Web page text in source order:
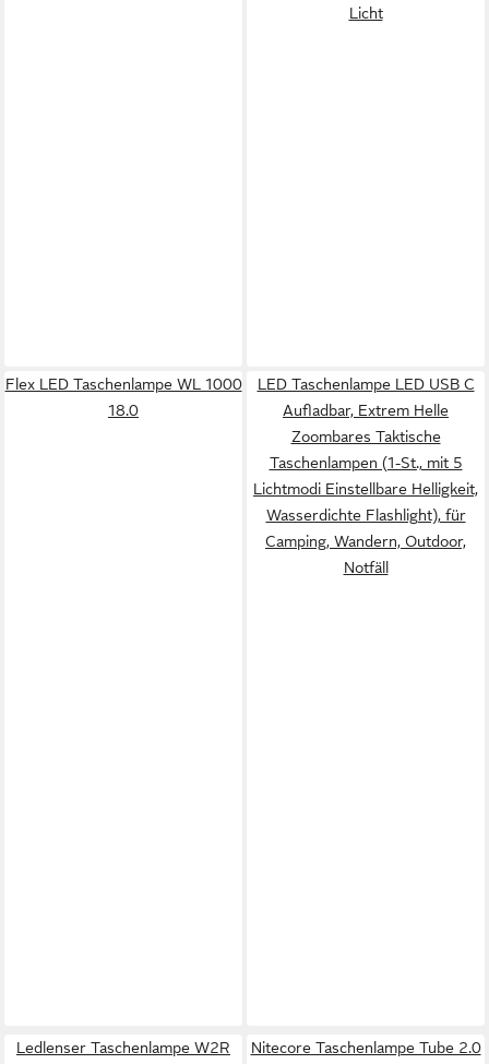
Licht
Flex LED Taschenlampe WL 1000
18.0
LED Taschenlampe LED USB C
Aufladbar, Extrem Helle
Zoombares Taktische
Taschenlampen (1-St., mit 5
Lichtmodi Einstellbare Helligkeit,
Wasserdichte Flashlight), für
Camping, Wandern, Outdoor,
Notfäll
Ledlenser Taschenlampe W2R
Nitecore Taschenlampe Tube 2.0